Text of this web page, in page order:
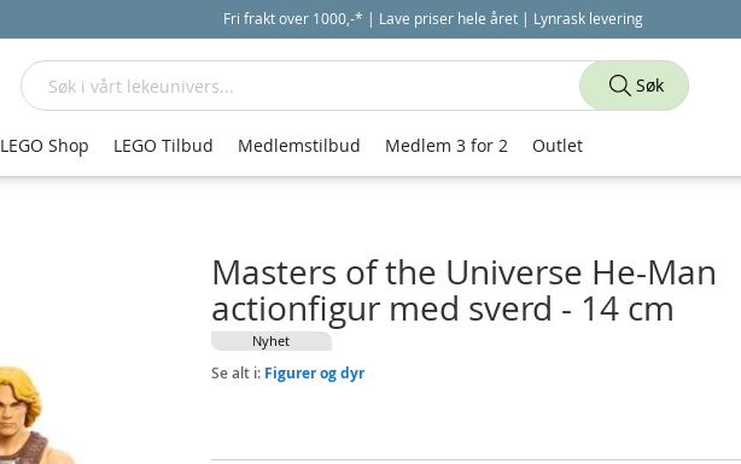
Fri frakt over 1000,-* | Lave priser hele året | Lynrask levering
Masters of the Universe He-Man
actionfigur med sverd - 14 cm
Nyhet
Se alt i: Figurer og dyr
Søk
Søk
LEGO Shop LEGO Tilbud Medlemstilbud Medlem 3 for 2 Outlet